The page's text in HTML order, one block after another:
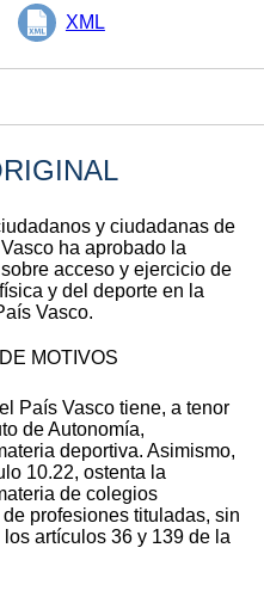
XML
y ciudadanas de
ha aprobado la
acceso y ejercicio de
y del deporte en la
Vasco.
MOTIVOS
País Vasco tiene, a tenor
de Autonomía,
deportiva. Asimismo,
10.22, ostenta la
de colegios
profesiones tituladas, sin
artículos 36 y 139 de la